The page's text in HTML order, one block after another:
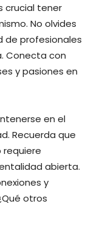
crucial tener
No olvides
de profesionales
Conecta con
y pasiones en
en el
Recuerda que
abierta.
y
otros